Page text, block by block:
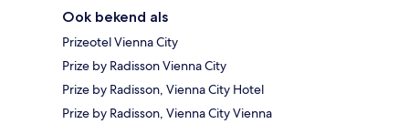
Ook bekend als
Prizeotel Vienna City
Prize by Radisson Vienna City
Prize by Radisson, Vienna City Hotel
Prize by Radisson, Vienna City Vienna